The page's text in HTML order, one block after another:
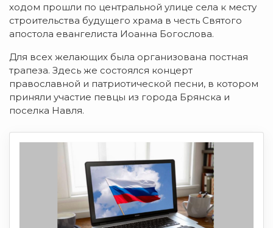
ходом прошли по центральной улице села к месту
строительства будущего храма в честь Святого
апостола евангелиста Иоанна Богослова.
Для всех желающих была организована постная
трапеза. Здесь же состоялся концерт
православной и патриотической песни, в котором
приняли участие певцы из города Брянска и
поселка Навля.